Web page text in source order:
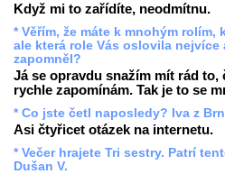
Když mi to zařídíte, neodmítnu.
* Věřím, že máte k mnohým
ale která role Vás oslovila
zapomněl?
Já se opravdu snažím mít rád to,
rychle zapomínám. Tak je to se
* Co jste četl naposledy? Iva z
Asi čtyřicet otázek na internetu.
* Večer hrajete Tri sestry. Patrí
Dušan V.